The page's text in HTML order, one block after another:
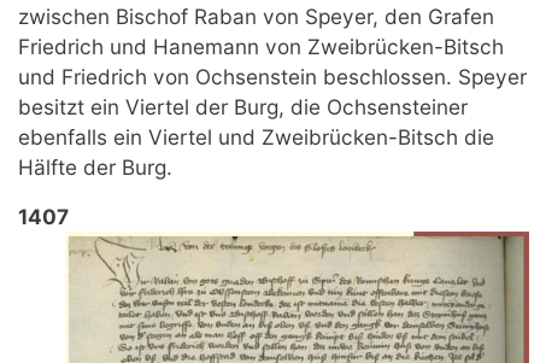
zwischen Bischof Raban von Speyer, den Grafen
Friedrich und Hanemann von Zweibrücken-Bitsch
und Friedrich von Ochsenstein beschlossen. Speyer
besitzt ein Viertel der Burg, die Ochsensteiner
ebenfalls ein Viertel und Zweibrücken-Bitsch die
Hälfte der Burg.
1407